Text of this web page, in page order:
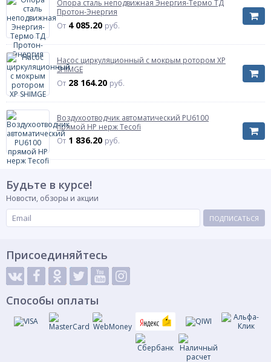
Опора сталь неподвижная Энергия-Термо ТД
Протон-Энергия
От 4 085.20 руб.
Насос циркуляционный с мокрым ротором XP
SHIMGE
От 28 164.20 руб.
Воздухоотводчик автоматический PU6100
прямой НР нерж Tecofi
От 1 836.20 руб.
Будьте в курсе!
Новости, обзоры и акции
ПОДПИСАТЬСЯ
Присоединяйтесь
Способы оплаты